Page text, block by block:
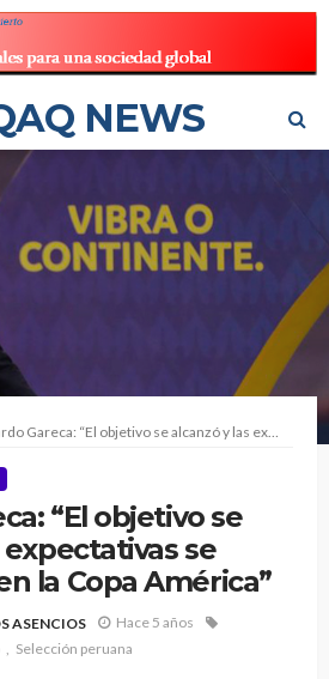
NEWS
“El objetivo se alcanzó y las expectativas se cumplieron en la Copa América”
“El objetivo se
expectativas se
la Copa América”
ASENCIOS
Hace 5 años
Selección peruana